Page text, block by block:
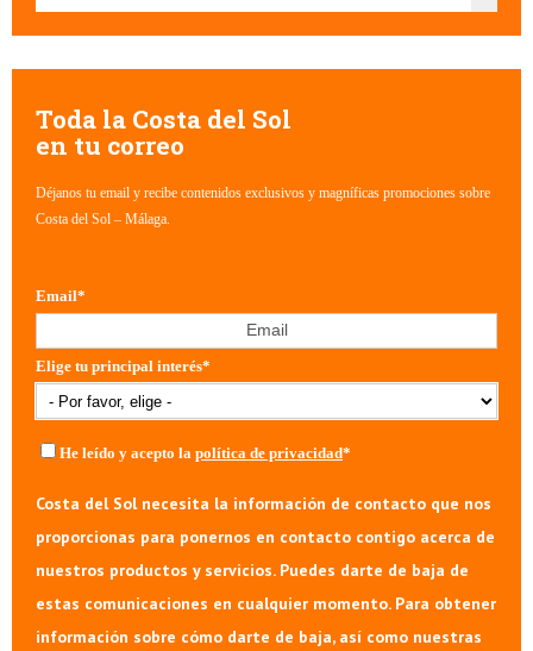
Toda la Costa del Sol
en tu correo
Déjanos tu email y recibe contenidos exclusivos y magníficas promociones sobre
Costa del Sol – Málaga.
Email*
Elige tu principal interés*
He leído y acepto la política de privacidad*
Costa del Sol necesita la información de contacto que nos
proporcionas para ponernos en contacto contigo acerca de
nuestros productos y servicios. Puedes darte de baja de
estas comunicaciones en cualquier momento. Para obtener
información sobre cómo darte de baja, así como nuestras